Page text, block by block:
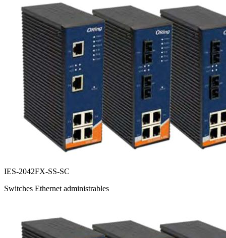
IES-2042FX-SS-SC
Switches Ethernet administrables